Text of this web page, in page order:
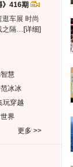
》416期
车展 时尚
之隔… [详细]
慧
冰冰
玩穿越
界
更多 >>